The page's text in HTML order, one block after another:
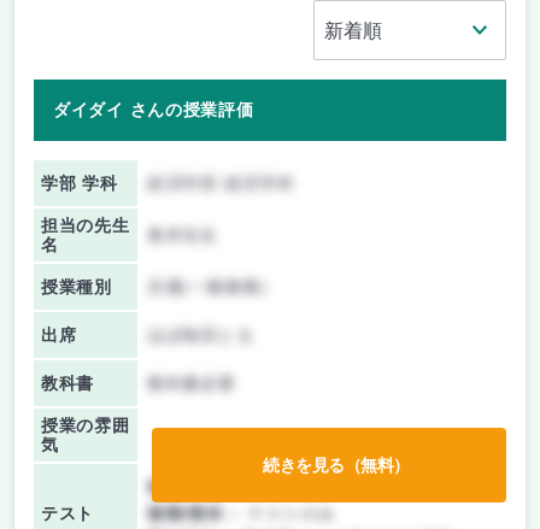
ダイダイ さんの授業評価
学部 学科
担当の先生
名
授業種別 共通(一般教養)
出席 ほぼ毎回とる
教科書 教科書必要
授業の雰囲
気
テスト
前期/中間：
後期/期末：
続きを見る（無料）